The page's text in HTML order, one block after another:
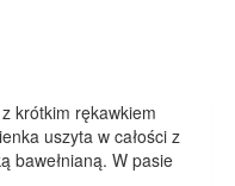
krótkim rękawkiem
uszyta w całości z
bawełnianą. W pasie